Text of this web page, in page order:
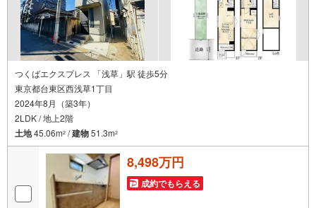
つくばエクスプレス 「浅草」駅 徒歩5分
東京都台東区西浅草1丁目
2024年8月（築3年）
2LDK / 地上2階
土地45.06m2 /建物51.3m2
8,498万円
成約でもらえる